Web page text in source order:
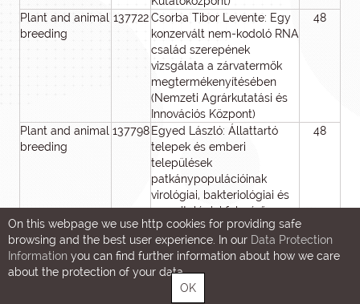
Plant and animal
breeding
137722Csorba Tibor Levente: Egy
konzervált nem-kodoló RNA
család szerepének
vizsgálata a zárvatermők
megtermékenyítésében
(Nemzeti Agrárkutatási és
Innovációs Központ)
48
Plant and animal
breeding
137798 Egyed László: Állattartó
telepek és emberi
települések
patkánypopulációinak
virológiai, bakteriológiai és
parazitológiai felmérő
vizsgálata különös
tekintettel a zoonózisokra
és aktív járványainkra.
(Agrártudományi
Kutatóközpont)
48
On this webpage we use http cookies for providing safe
browsing and the best user experience. In our Data Protection
Information you can find further information about how we care
about the protection of your data.
OK